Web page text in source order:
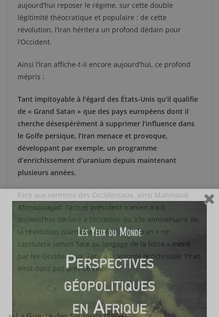
aujourd’hui reposer le régime, sur cette double
légitimité théocratique et populaire : de cette
révolution, l’Iran héritera un profond dédain pour
l’Occident.
Ainsi l’Iran affiche-t-il encore aujourd’hui, ce profond
mépris :
Tant impitoyable à l’égard des États-Unis qu’il qualifie
de « Grand Satan » que des pays européens dont il
cherche désespérément à supprimer l’influence dans
le Golfe persique, l’Iran menace et provoque,
développant par exemple, un programme
d’enrichissement d’uranium depuis maintenant
plusieurs années.
Face aux sermons des Occidentaux, ainsi Mahmoud
Ahmadinejad, l’actuel président iranien a-t-il
aujourd’hui déclaré à l’occasion du 33e anniversaire de
la révolution islamique de 1979 que l’Iran « ne
capitulera jamais face au langage de la force » mené
par les Occidentaux. Face à la volonté occidentale, l’Iran
n’est donc pas prêt de céder.